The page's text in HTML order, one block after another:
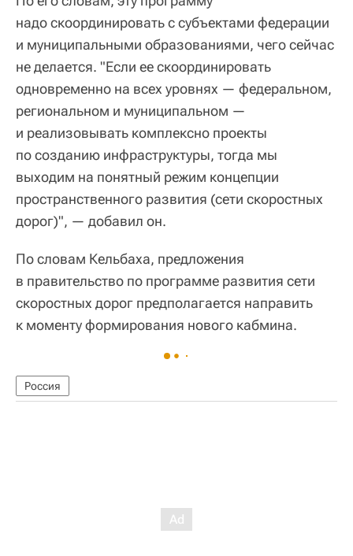
надо скоординировать с субъектами федерации
и муниципальными образованиями, чего сейчас
не делается. "Если ее скоординировать
одновременно на всех уровнях — федеральном,
региональном и муниципальном —
и реализовывать комплексно проекты
по созданию инфраструктуры, тогда мы
выходим на понятный режим концепции
пространственного развития (сети скоростных
дорог)", — добавил он.
По словам Кельбаха, предложения
в правительство по программе развития сети
скоростных дорог предполагается направить
к моменту формирования нового кабмина.
Россия